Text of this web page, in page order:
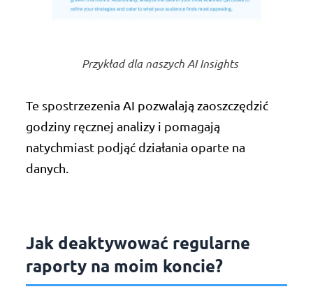
Przykład dla naszych AI Insights
Te spostrzezenia AI pozwalają zaoszczędzić
godziny ręcznej analizy i pomagają
natychmiast podjąć działania oparte na
danych.
Jak deaktywować regularne
raporty na moim koncie?